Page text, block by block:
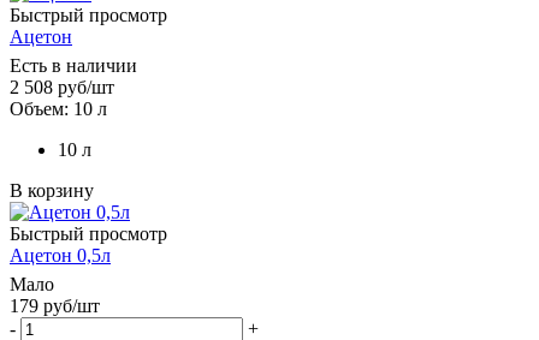
Быстрый просмотр
Ацетон
Есть в наличии
2 508 руб/шт
Объем: 10 л
10 л
В корзину
Быстрый просмотр
Ацетон 0,5л
Мало
179 руб/шт
-
+